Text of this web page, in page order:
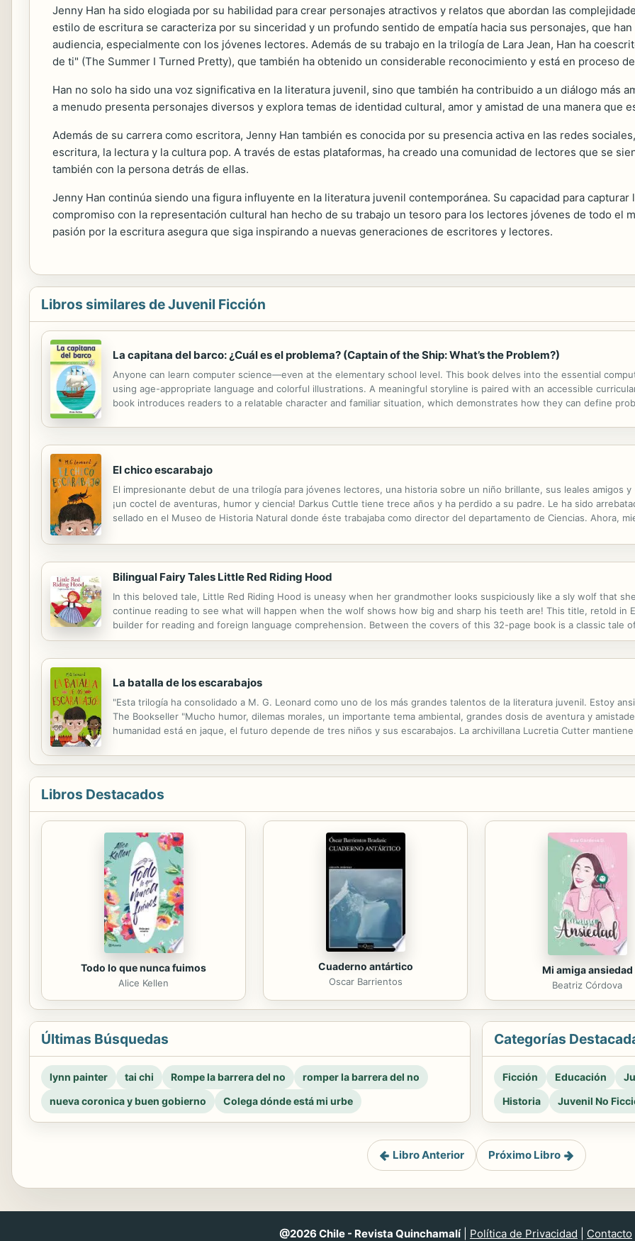
Jenny Han ha sido elogiada por su habilidad para crear personajes atractivos y relatos que abordan las
estilo de escritura se caracteriza por su sinceridad y un profundo sentido de empatía hacia sus personajes, que
audiencia, especialmente con los jóvenes lectores. Además de su trabajo en la trilogía de Lara Jean, Han ha
de ti" (The Summer I Turned Pretty), que también ha obtenido un considerable reconocimiento y está en proceso
Han no solo ha sido una voz significativa en la literatura juvenil, sino que también ha contribuido a un diálogo más
a menudo presenta personajes diversos y explora temas de identidad cultural, amor y amistad de una manera que
Además de su carrera como escritora, Jenny Han también es conocida por su presencia activa en las redes
escritura, la lectura y la cultura pop. A través de estas plataformas, ha creado una comunidad de lectores que se
también con la persona detrás de ellas.
Jenny Han continúa siendo una figura influyente en la literatura juvenil contemporánea. Su capacidad para
compromiso con la representación cultural han hecho de su trabajo un tesoro para los lectores jóvenes de todo el
pasión por la escritura asegura que siga inspirando a nuevas generaciones de escritores y lectores.
Libros similares de Juvenil Ficción
La capitana del barco: ¿Cuál es el problema? (Captain of the Ship: What’s the Problem?)
Anyone can learn computer science—even at the elementary school level. This book delves into the essential
using age-appropriate language and colorful illustrations. A meaningful storyline is paired with an accessible
book introduces readers to a relatable character and familiar situation, which demonstrates how they can define
El chico escarabajo
El impresionante debut de una trilogía para jóvenes lectores, una historia sobre un niño brillante, sus leales amigos
¡un coctel de aventuras, humor y ciencia! Darkus Cuttle tiene trece años y ha perdido a su padre. Le ha sido
sellado en el Museo de Historia Natural donde éste trabajaba como director del departamento de Ciencias. Ahora,
Bilingual Fairy Tales Little Red Riding Hood
In this beloved tale, Little Red Riding Hood is uneasy when her grandmother looks suspiciously like a sly wolf that
continue reading to see what will happen when the wolf shows how big and sharp his teeth are! This title, retold in
builder for reading and foreign language comprehension. Between the covers of this 32-page book is a classic tale
delights children again and again. The stories in this series capture children's interest and spark their imagination...
La batalla de los escarabajos
"Esta trilogía ha consolidado a M. G. Leonard como uno de los más grandes talentos de la literatura juvenil. Estoy
The Bookseller "Mucho humor, dilemas morales, un importante tema ambiental, grandes dosis de aventura y
humanidad está en jaque, el futuro depende de tres niños y sus escarabajos. La archivillana Lucretia Cutter
Libros Destacados
Todo lo que nunca fuimos
Alice Kellen
Cuaderno antártico
Oscar Barrientos
Mi amiga ansiedad
Beatriz Córdova
Últimas Búsquedas
lynn painter tai chi Rompe la barrera del no
romper la barrera del no
nueva coronica y buen gobierno
Colega dónde está mi urbe
Categorías
Ficción Educación
Historia
Juvenil No
Libro Anterior Próximo Libro
@2026 Chile - Revista Quinchamalí| Política de Privacidad Contacto